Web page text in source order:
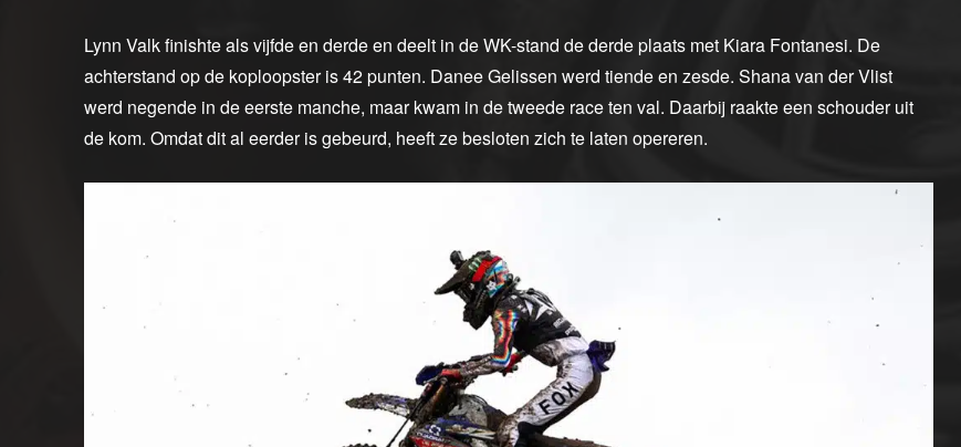
Lynn Valk finishte als vijfde en derde en deelt in de WK-stand de derde plaats met Kiara Fontanesi. De
achterstand op de koploopster is 42 punten. Danee Gelissen werd tiende en zesde. Shana van der Vlist
werd negende in de eerste manche, maar kwam in de tweede race ten val. Daarbij raakte een schouder uit
de kom. Omdat dit al eerder is gebeurd, heeft ze besloten zich te laten opereren.